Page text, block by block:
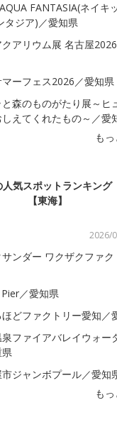
FANTASIA(ネイキ
タジア)／愛知県
アリウム展 名古屋
ーフェス2026／愛知県
森のものがたり展～ヒ
えてくれたもの～／愛
も
人気スポットランキング
【東海】
2026/
ンダー ワクザクファク
／愛知県
どファクトリー愛知／
ファイアバレイウォー
県
ジャンボプール／愛知
も